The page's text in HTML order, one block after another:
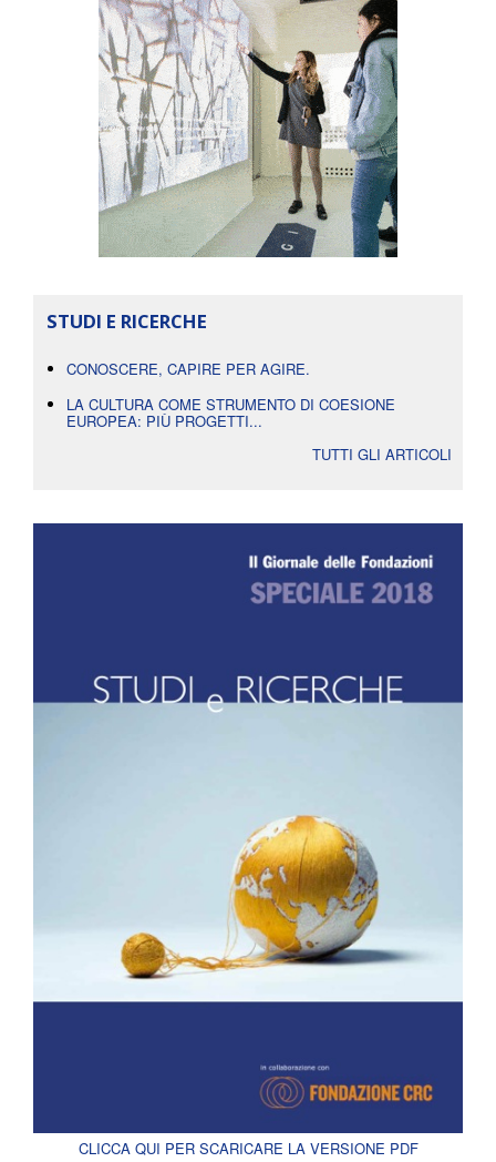
STUDI E RICERCHE
CONOSCERE, CAPIRE PER AGIRE.
LA CULTURA COME STRUMENTO DI COESIONE
EUROPEA: PIÙ PROGETTI...
TUTTI GLI ARTICOLI
CLICCA QUI PER SCARICARE LA VERSIONE PDF